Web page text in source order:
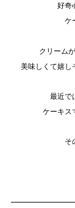
好奇
ケ
クリーム
美味しくて嬉し
最近で
ケーキス
そ